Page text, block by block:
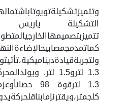
التشكيلة
1.3 لترو1.5 لتر.